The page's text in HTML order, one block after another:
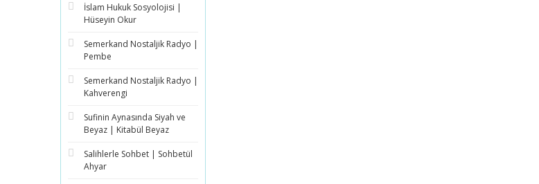
İslam Hukuk Sosyolojisi |
Hüseyin Okur
Semerkand Nostaljik Radyo |
Pembe
Semerkand Nostaljik Radyo |
Kahverengi
Sufinin Aynasında Siyah ve
Beyaz | Kitabül Beyaz
Salihlerle Sohbet | Sohbetül
Ahyar